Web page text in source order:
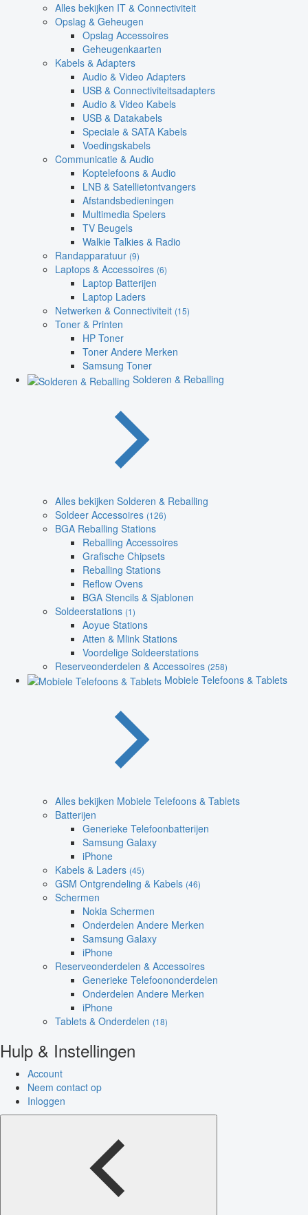
Alles bekijken IT & Connectiviteit
Opslag & Geheugen
Opslag Accessoires
Geheugenkaarten
Kabels & Adapters
Audio & Video Adapters
USB & Connectiviteitsadapters
Audio & Video Kabels
USB & Datakabels
Speciale & SATA Kabels
Voedingskabels
Communicatie & Audio
Koptelefoons & Audio
LNB & Satellietontvangers
Afstandsbedieningen
Multimedia Spelers
TV Beugels
Walkie Talkies & Radio
Randapparatuur (9)
Laptops & Accessoires (6)
Laptop Batterijen
Laptop Laders
Netwerken & Connectiviteit (15)
Toner & Printen
HP Toner
Toner Andere Merken
Samsung Toner
Solderen & Reballing
Alles bekijken Solderen & Reballing
Soldeer Accessoires (126)
BGA Reballing Stations
Reballing Accessoires
Grafische Chipsets
Reballing Stations
Reflow Ovens
BGA Stencils & Sjablonen
Soldeerstations (1)
Aoyue Stations
Atten & Mlink Stations
Voordelige Soldeerstations
Reserveonderdelen & Accessoires (258)
Mobiele Telefoons & Tablets
Alles bekijken Mobiele Telefoons & Tablets
Batterijen
Generieke Telefoonbatterijen
Samsung Galaxy
iPhone
Kabels & Laders (45)
GSM Ontgrendeling & Kabels (46)
Schermen
Nokia Schermen
Onderdelen Andere Merken
Samsung Galaxy
iPhone
Reserveonderdelen & Accessoires
Generieke Telefoononderdelen
Onderdelen Andere Merken
iPhone
Tablets & Onderdelen (18)
Hulp & Instellingen
Account
Neem contact op
Inloggen